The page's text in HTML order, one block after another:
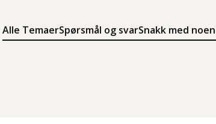
Alle TemaerSpørsmål og svarSnakk med noen
Søk
Meny